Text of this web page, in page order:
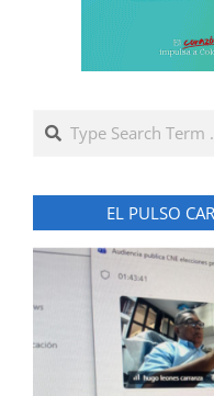
Search
EL PULSO